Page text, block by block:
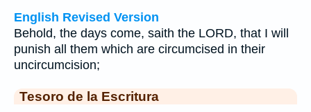
English Revised Version
Behold, the days come, saith the LORD, that I will
punish all them which are circumcised in their
uncircumcision;
Tesoro de la Escritura